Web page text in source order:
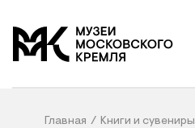
На главную
Главная / Книги и сувениры